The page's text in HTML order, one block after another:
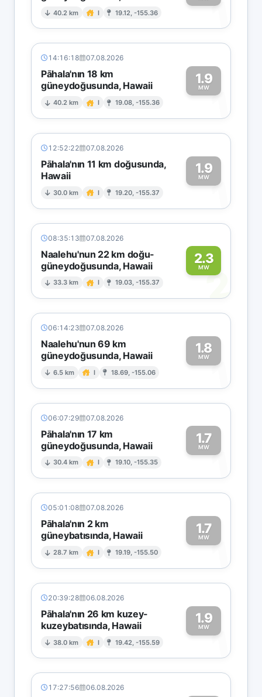
40.2 km I 19.12, -155.36 1
14:16:18 07.08.2026
Pāhala'nın 18 km
güneydoğusunda, Hawaii
40.2 km I 19.08, -155.36
1.9
MW1
12:52:22 07.08.2026
Pāhala'nın 11 km doğusunda,
Hawaii
30.0 km I 19.20, -155.37
1.9
MW1
08:35:13 07.08.2026
Naalehu'nun 22 km doğu-
güneydoğusunda, Hawaii
33.3 km I 19.03, -155.37
2.3
MW2
06:14:23 07.08.2026
Naalehu'nun 69 km
güneydoğusunda, Hawaii
6.5 km I 18.69, -155.06
1.8
MW1
06:07:29 07.08.2026
Pāhala'nın 17 km
güneydoğusunda, Hawaii
30.4 km I 19.10, -155.35
1.7
MW1
05:01:08 07.08.2026
Pāhala'nın 2 km
güneybatısında, Hawaii
28.7 km I 19.19, -155.50
1.7
MW1
20:39:28 06.08.2026
Pāhala'nın 26 km kuzey-
kuzeybatısında, Hawaii
38.0 km I 19.42, -155.59
1.9
MW1
17:27:56 06.08.2026